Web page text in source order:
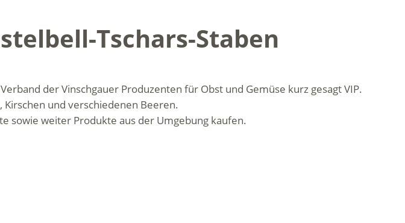
Tschars-Staben
der Vinschgauer Produzenten für Obst und Gemüse kurz gesagt VIP.
und verschiedenen Beeren.
sowie weiter Produkte aus der Umgebung kaufen.